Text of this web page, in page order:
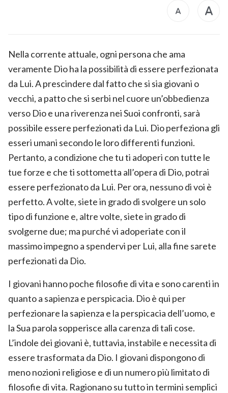
Nella corrente attuale, ogni persona che ama
veramente Dio ha la possibilità di essere perfezionata
da Lui. A prescindere dal fatto che si sia giovani o
vecchi, a patto che si serbi nel cuore un’obbedienza
verso Dio e una riverenza nei Suoi confronti, sarà
possibile essere perfezionati da Lui. Dio perfeziona gli
esseri umani secondo le loro differenti funzioni.
Pertanto, a condizione che tu ti adoperi con tutte le
tue forze e che ti sottometta all’opera di Dio, potrai
essere perfezionato da Lui. Per ora, nessuno di voi è
perfetto. A volte, siete in grado di svolgere un solo
tipo di funzione e, altre volte, siete in grado di
svolgerne due; ma purché vi adoperiate con il
massimo impegno a spendervi per Lui, alla fine sarete
perfezionati da Dio.
I giovani hanno poche filosofie di vita e sono carenti in
quanto a sapienza e perspicacia. Dio è qui per
perfezionare la sapienza e la perspicacia dell’uomo, e
la Sua parola sopperisce alla carenza di tali cose.
L’indole dei giovani è, tuttavia, instabile e necessita di
essere trasformata da Dio. I giovani dispongono di
meno nozioni religiose e di un numero più limitato di
filosofie di vita. Ragionano su tutto in termini semplici